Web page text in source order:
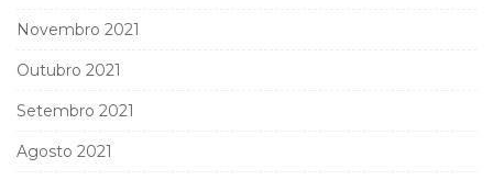
Novembro 2021
Outubro 2021
Setembro 2021
Agosto 2021